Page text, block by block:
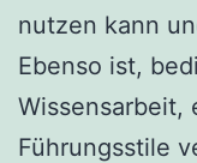
nutzen kann
Ebenso ist,
Wissensarbeit,
Führungsstile